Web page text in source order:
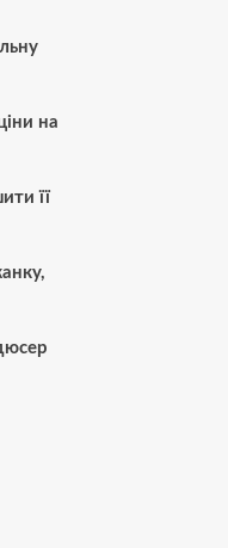
на
її